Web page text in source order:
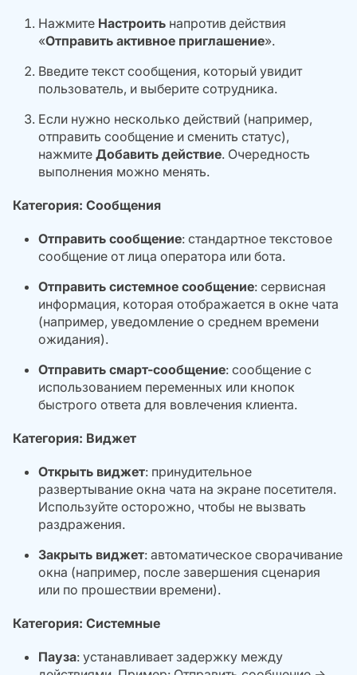
Нажмите Настроить напротив действия
«Отправить активное приглашение».
Введите текст сообщения, который увидит
пользователь, и выберите сотрудника.
Если нужно несколько действий (например,
отправить сообщение и сменить статус),
нажмите Добавить действие. Очередность
выполнения можно менять.
Категория: Сообщения
Отправить сообщение: стандартное текстовое
сообщение от лица оператора или бота.
Отправить системное сообщение: сервисная
информация, которая отображается в окне чата
(например, уведомление о среднем времени
ожидания).
Отправить смарт-сообщение: сообщение с
использованием переменных или кнопок
быстрого ответа для вовлечения клиента.
Категория: Виджет
Открыть виджет: принудительное
развертывание окна чата на экране посетителя.
Используйте осторожно, чтобы не вызвать
раздражения.
Закрыть виджет: автоматическое сворачивание
окна (например, после завершения сценария
или по прошествии времени).
Категория: Системные
Пауза: устанавливает задержку между